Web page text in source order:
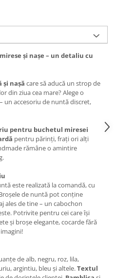
și nașe – un detaliu cu
și nașă care să aducă un strop de
din ziua cea mare? Alege o
– un accesoriu de nuntă discret,
pentru buchetul miresei
pentru părinți, frați ori alți
rămâne o amintire
este realizată la comandă, cu
de nuntă pot conține
ales de tine – un cabochon
Potrivite pentru cei care își
și broșe elegante, cocarde fără
de alb, negru, roz, lila,
argintiu, bleu și altele.Textul